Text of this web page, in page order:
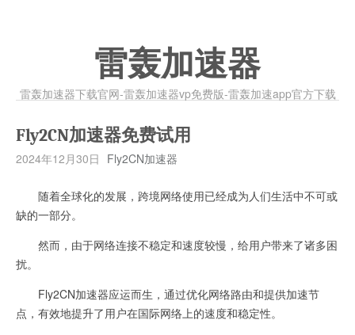
雷轰加速器
雷轰加速器下载官网-雷轰加速器vp免费版-雷轰加速app官方下载
Fly2CN加速器免费试用
2024年12月30日 Fly2CN加速器
随着全球化的发展，跨境网络使用已经成为人们生活中不可或
缺的一部分。
然而，由于网络连接不稳定和速度较慢，给用户带来了诸多困
扰。
Fly2CN加速器应运而生，通过优化网络路由和提供加速节
点，有效地提升了用户在国际网络上的速度和稳定性。